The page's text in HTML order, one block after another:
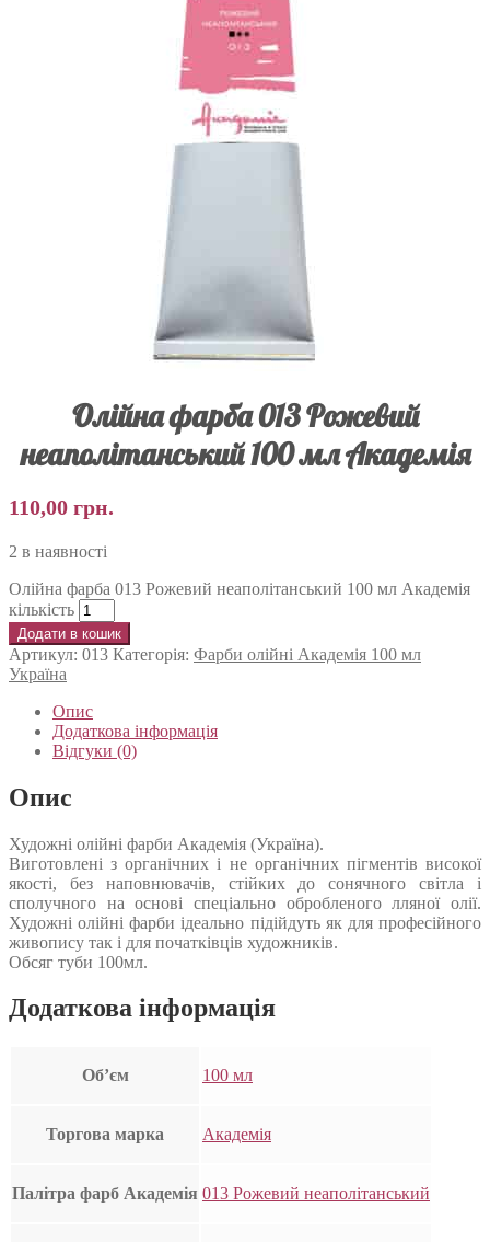
Олійна фарба 013 Рожевий
неаполітанський 100 мл Академія
110,00 грн.
2 в наявності
Олійна фарба 013 Рожевий неаполітанський 100 мл Академія
кількість
Додати в кошик
Артикул: 013 Категорія: Фарби олійні Академія 100 мл
Україна
Опис
Додаткова інформація
Відгуки (0)
Опис
Художні олійні фарби Академія (Україна).
Виготовлені з органічних і не органічних пігментів високої
якості, без наповнювачів, стійких до сонячного світла і
сполучного на основі спеціально обробленого лляної олії.
Художні олійні фарби ідеально підійдуть як для професійного
живопису так і для початківців художників.
Обсяг туби 100мл.
Додаткова інформація
Об’єм 100 мл
Торгова марка Академія
Палітра фарб Академія 013 Рожевий неаполітанський